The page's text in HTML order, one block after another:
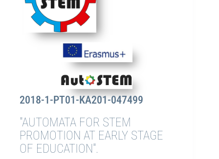
2018-1-PT01-KA201-047499
"AUTOMATA FOR STEM
PROMOTION AT EARLY STAGE
OF EDUCATION".